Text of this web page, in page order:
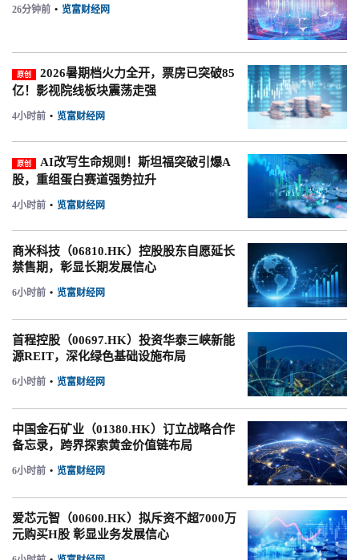
26分钟前 • 览富财经网
原创
2026暑期档火力全开，票房已突破85
亿！影视院线板块震荡走强
4小时前 • 览富财经网
原创
AI改写生命规则！斯坦福突破引爆A
股，重组蛋白赛道强势拉升
4小时前 • 览富财经网
商米科技（06810.HK）控股股东自愿延长
禁售期，彰显长期发展信心
6小时前 • 览富财经网
首程控股（00697.HK）投资华泰三峡新能
源REIT，深化绿色基础设施布局
6小时前 • 览富财经网
中国金石矿业（01380.HK）订立战略合作
备忘录，跨界探索黄金价值链布局
6小时前 • 览富财经网
爱芯元智（00600.HK）拟斥资不超7000万
元购买H股 彰显业务发展信心